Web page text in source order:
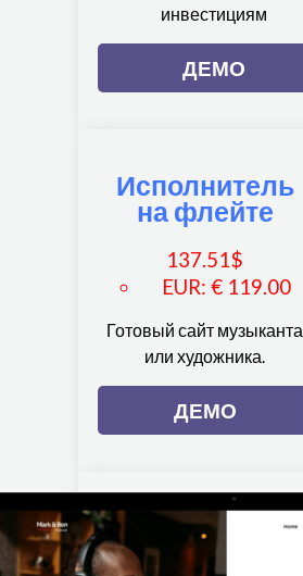
инвестициям
ДЕМО
Исполнитель
на флейте
137.51$
EUR:€ 119.00
Готовый сайт музыканта
или художника.
ДЕМО